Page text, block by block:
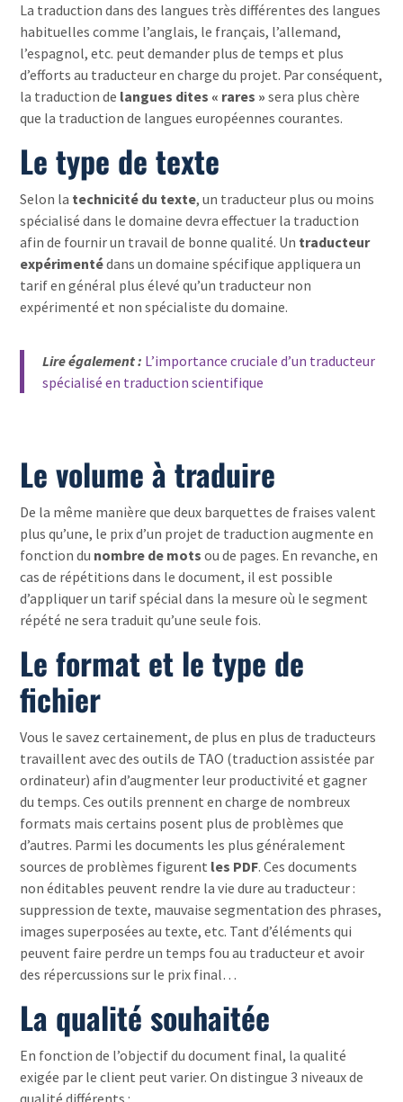
La traduction dans des langues très différentes des langues
habituelles comme l’anglais, le français, l’allemand,
l’espagnol, etc. peut demander plus de temps et plus
d’efforts au traducteur en charge du projet. Par conséquent,
la traduction de langues dites « rares » sera plus chère
que la traduction de langues européennes courantes.
Le type de texte
Selon la technicité du texte, un traducteur plus ou moins
spécialisé dans le domaine devra effectuer la traduction
afin de fournir un travail de bonne qualité. Un traducteur
expérimentédans un domaine spécifique appliquera un
tarif en général plus élevé qu’un traducteur non
expérimenté et non spécialiste du domaine.
Lire également : L’importance cruciale d’un traducteur
spécialisé en traduction scientifique
Le volume à traduire
De la même manière que deux barquettes de fraises valent
plus qu’une, le prix d’un projet de traduction augmente en
fonction du nombre de mots ou de pages. En revanche, en
cas de répétitions dans le document, il est possible
d’appliquer un tarif spécial dans la mesure où le segment
répété ne sera traduit qu’une seule fois.
Le format et le type de
fichier
Vous le savez certainement, de plus en plus de traducteurs
travaillent avec des outils de TAO (traduction assistée par
ordinateur) afin d’augmenter leur productivité et gagner
du temps. Ces outils prennent en charge de nombreux
formats mais certains posent plus de problèmes que
d’autres. Parmi les documents les plus généralement
sources de problèmes figurent les PDF. Ces documents
non éditables peuvent rendre la vie dure au traducteur :
suppression de texte, mauvaise segmentation des phrases,
images superposées au texte, etc. Tant d’éléments qui
peuvent faire perdre un temps fou au traducteur et avoir
des répercussions sur le prix final…
La qualité souhaitée
En fonction de l’objectif du document final, la qualité
exigée par le client peut varier. On distingue 3 niveaux de